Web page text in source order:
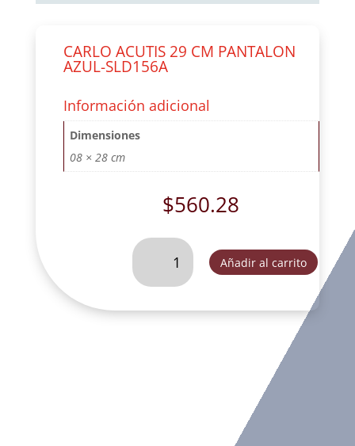
CARLO ACUTIS 29 CM PANTALON
AZUL-SLD156A
Información adicional
Dimensiones
08 × 28 cm
$560.28
CARLO
29
PANTALON
Añadir al carrito